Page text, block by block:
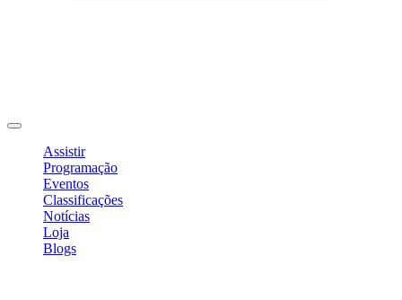
Assistir
Programação
Eventos
Classificações
Notícias
Loja
Blogs